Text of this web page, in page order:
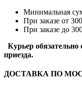
Минимальная
При заказе от
При заказе до
Курьер обязательно
приезда.
ДОСТАВКА ПО